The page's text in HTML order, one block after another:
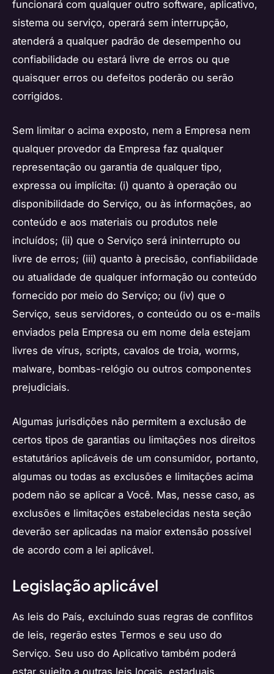
funcionará com qualquer outro software, aplicativo,
sistema ou serviço, operará sem interrupção,
atenderá a qualquer padrão de desempenho ou
confiabilidade ou estará livre de erros ou que
quaisquer erros ou defeitos poderão ou serão
corrigidos.
Sem limitar o acima exposto, nem a Empresa nem
qualquer provedor da Empresa faz qualquer
representação ou garantia de qualquer tipo,
expressa ou implícita: (i) quanto à operação ou
disponibilidade do Serviço, ou às informações, ao
conteúdo e aos materiais ou produtos nele
incluídos; (ii) que o Serviço será ininterrupto ou
livre de erros; (iii) quanto à precisão, confiabilidade
ou atualidade de qualquer informação ou conteúdo
fornecido por meio do Serviço; ou (iv) que o
Serviço, seus servidores, o conteúdo ou os e-mails
enviados pela Empresa ou em nome dela estejam
livres de vírus, scripts, cavalos de troia, worms,
malware, bombas-relógio ou outros componentes
prejudiciais.
Algumas jurisdições não permitem a exclusão de
certos tipos de garantias ou limitações nos direitos
estatutários aplicáveis de um consumidor, portanto,
algumas ou todas as exclusões e limitações acima
podem não se aplicar a Você. Mas, nesse caso, as
exclusões e limitações estabelecidas nesta seção
deverão ser aplicadas na maior extensão possível
de acordo com a lei aplicável.
Legislação aplicável
As leis do País, excluindo suas regras de conflitos
de leis, regerão estes Termos e seu uso do
Serviço. Seu uso do Aplicativo também poderá